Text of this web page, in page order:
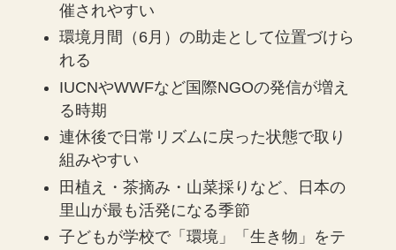
催されやすい
環境月間（6月）の助走として位置づけら
れる
IUCNやWWFなど国際NGOの発信が増え
る時期
連休後で日常リズムに戻った状態で取り
組みやすい
田植え・茶摘み・山菜採りなど、日本の
里山が最も活発になる季節
子どもが学校で「環境」「生き物」をテ